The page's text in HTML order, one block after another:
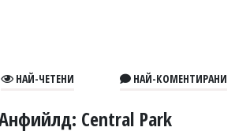
НАЙ-ЧЕТЕНИ НАЙ-КОМЕНТИРАНИ
Central Park